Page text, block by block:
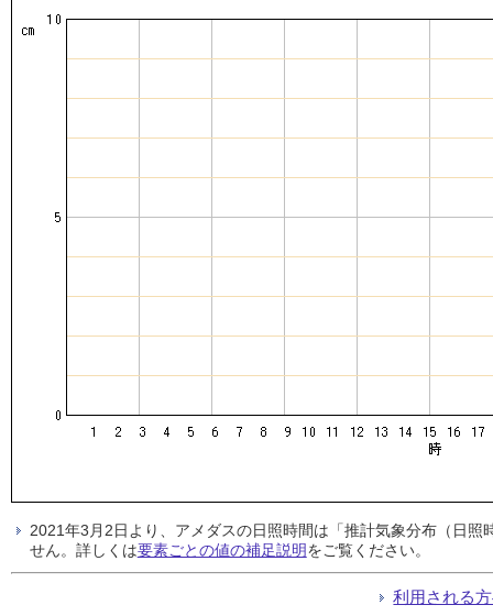
2021年3月2日より、アメダスの日照時間は「推計気象分布（日
せん。詳しくは要素ごとの値の補足説明をご覧ください。
利用される